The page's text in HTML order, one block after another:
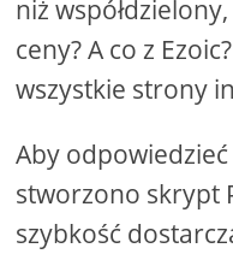
niż
ceny? A co z
wszystkie strony
Aby
stworzono skrypt
szybkość